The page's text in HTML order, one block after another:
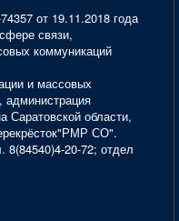
от 19.11.2018 года
связи,
коммуникаций
и массовых
администрация
Саратовской области,
СО".
20-72; отдел